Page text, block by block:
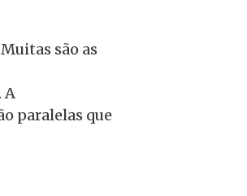
são as
A
paralelas que